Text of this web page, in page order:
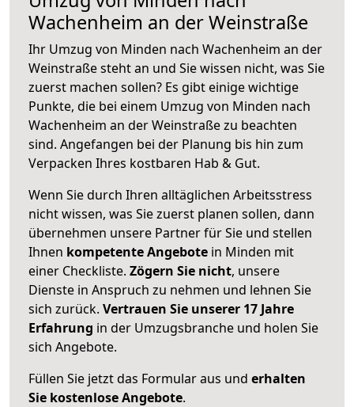
Wachenheim an der Weinstraße
Ihr Umzug von Minden nach Wachenheim an der
Weinstraße steht an und Sie wissen nicht, was Sie
zuerst machen sollen? Es gibt einige wichtige
Punkte, die bei einem Umzug von Minden nach
Wachenheim an der Weinstraße zu beachten
sind. Angefangen bei der Planung bis hin zum
Verpacken Ihres kostbaren Hab & Gut.
Wenn Sie durch Ihren alltäglichen Arbeitsstress
nicht wissen, was Sie zuerst planen sollen, dann
übernehmen unsere Partner für Sie und stellen
Ihnen kompetente Angebote in Minden mit
einer Checkliste. Zögern Sie nicht, unsere
Dienste in Anspruch zu nehmen und lehnen Sie
sich zurück. Vertrauen Sie unserer 17 Jahre
Erfahrung in der Umzugsbranche und holen Sie
sich Angebote.
Füllen Sie jetzt das Formular aus und erhalten
Sie kostenlose Angebote.